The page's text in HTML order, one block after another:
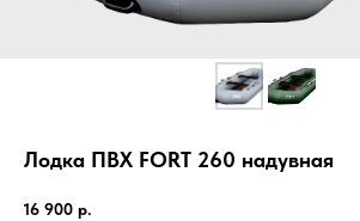
Лодка ПВХ FORT 260 надувная
16 900 р.